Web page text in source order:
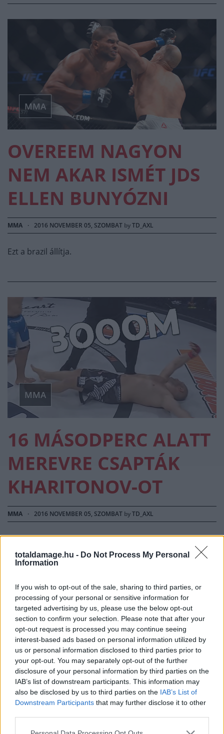
totaldamage.hu - Do Not Process My Personal
Information
If you wish to opt-out of the sale, sharing to third parties, or
processing of your personal or sensitive information for
targeted advertising by us, please use the below opt-out
section to confirm your selection. Please note that after your
opt-out request is processed you may continue seeing
interest-based ads based on personal information utilized by
us or personal information disclosed to third parties prior to
your opt-out. You may separately opt-out of the further
disclosure of your personal information by third parties on the
IAB’s list of downstream participants. This information may
also be disclosed by us to third parties on the IAB’s List of
Downstream Participants that may further disclose it to other
MMA
OVEREEM NAGYON
NEM AKAR ISMÉT JDS
ELLEN BUNYÓZNI
MMA · 2016 NOVEMBER 05, SZOMBAT byTD_AXL
Ezt a brazil állítja.
MMA
16 MÁSODPERC ALATT
MEREVRE CSAPTÁK
KHARITONOV-OT
MMA · 2016 NOVEMBER 05, SZOMBAT byTD_AXL
Nem így tervezte senki Sergei Kharitonov
bemutatkozását a Bellator-ban.